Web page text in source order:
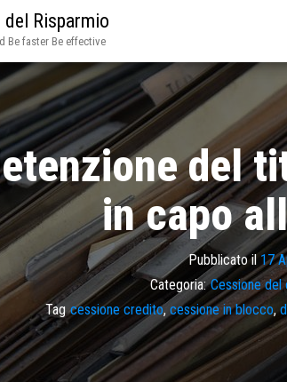
Risparmio
Be faster Be effective
del
in capo
Pubblicato il 17
Categoria: Cessione
Tag cessione credito, cessione in blocco,